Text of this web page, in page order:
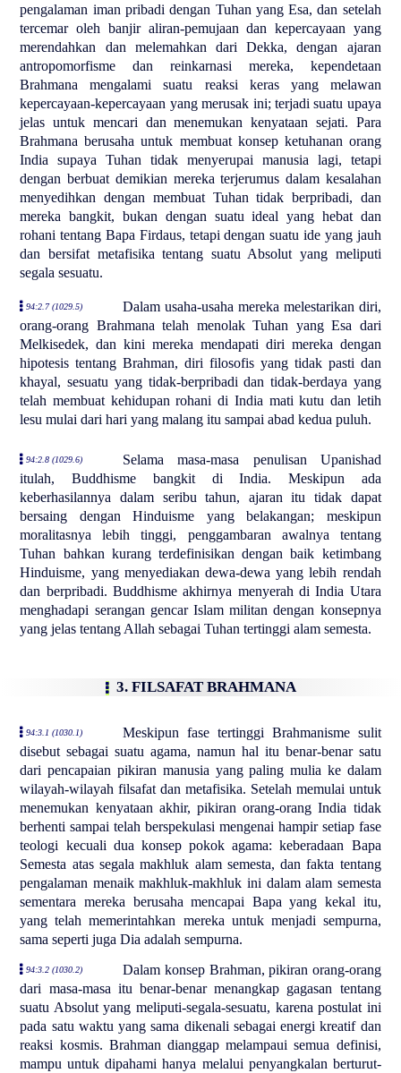
pengalaman iman pribadi dengan Tuhan yang Esa, dan setelah
tercemar oleh banjir aliran-pemujaan dan kepercayaan yang
merendahkan dan melemahkan dari Dekka, dengan ajaran
antropomorfisme dan reinkarnasi mereka, kependetaan
Brahmana mengalami suatu reaksi keras yang melawan
kepercayaan-kepercayaan yang merusak ini; terjadi suatu upaya
jelas untuk mencari dan menemukan kenyataan sejati. Para
Brahmana berusaha untuk membuat konsep ketuhanan orang
India supaya Tuhan tidak menyerupai manusia lagi, tetapi
dengan berbuat demikian mereka terjerumus dalam kesalahan
menyedihkan dengan membuat Tuhan tidak berpribadi, dan
mereka bangkit, bukan dengan suatu ideal yang hebat dan
rohani tentang Bapa Firdaus, tetapi dengan suatu ide yang jauh
dan bersifat metafisika tentang suatu Absolut yang meliputi
segala sesuatu.
94:2.7 (1029.5)
Dalam usaha-usaha mereka melestarikan diri,
orang-orang Brahmana telah menolak Tuhan yang Esa dari
Melkisedek, dan kini mereka mendapati diri mereka dengan
hipotesis tentang Brahman, diri filosofis yang tidak pasti dan
khayal, sesuatu yang tidak-berpribadi dan tidak-berdaya yang
telah membuat kehidupan rohani di India mati kutu dan letih
lesu mulai dari hari yang malang itu sampai abad kedua puluh.
94:2.8 (1029.6)
Selama masa-masa penulisan Upanishad
itulah, Buddhisme bangkit di India. Meskipun ada
keberhasilannya dalam seribu tahun, ajaran itu tidak dapat
bersaing dengan Hinduisme yang belakangan; meskipun
moralitasnya lebih tinggi, penggambaran awalnya tentang
Tuhan bahkan kurang terdefinisikan dengan baik ketimbang
Hinduisme, yang menyediakan dewa-dewa yang lebih rendah
dan berpribadi. Buddhisme akhirnya menyerah di India Utara
menghadapi serangan gencar Islam militan dengan konsepnya
yang jelas tentang Allah sebagai Tuhan tertinggi alam semesta.
3. FILSAFAT BRAHMANA
94:3.1 (1030.1)
Meskipun fase tertinggi Brahmanisme sulit
disebut sebagai suatu agama, namun hal itu benar-benar satu
dari pencapaian pikiran manusia yang paling mulia ke dalam
wilayah-wilayah filsafat dan metafisika. Setelah memulai untuk
menemukan kenyataan akhir, pikiran orang-orang India tidak
berhenti sampai telah berspekulasi mengenai hampir setiap fase
teologi kecuali dua konsep pokok agama: keberadaan Bapa
Semesta atas segala makhluk alam semesta, dan fakta tentang
pengalaman menaik makhluk-makhluk ini dalam alam semesta
sementara mereka berusaha mencapai Bapa yang kekal itu,
yang telah memerintahkan mereka untuk menjadi sempurna,
sama seperti juga Dia adalah sempurna.
94:3.2 (1030.2)
Dalam konsep Brahman, pikiran orang-orang
dari masa-masa itu benar-benar menangkap gagasan tentang
suatu Absolut yang meliputi-segala-sesuatu, karena postulat ini
pada satu waktu yang sama dikenali sebagai energi kreatif dan
reaksi kosmis. Brahman dianggap melampaui semua definisi,
mampu untuk dipahami hanya melalui penyangkalan berturut-